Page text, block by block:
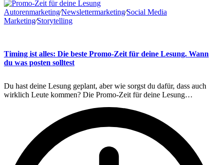
Autorenmarketing∕Newslettermarketing∕Social Media
Marketing∕Storytelling
Timing ist alles: Die beste Promo-Zeit für deine Lesung. Wann
du was posten solltest
Du hast deine Lesung geplant, aber wie sorgst du dafür, dass auch
wirklich Leute kommen? Die Promo-Zeit für deine Lesung…